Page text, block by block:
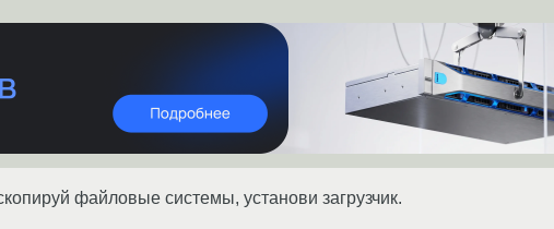
файловые системы, установи загрузчик.